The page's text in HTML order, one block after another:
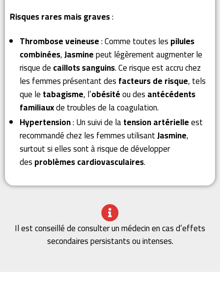
Risques rares mais graves:
Thrombose veineuse: Comme toutes lespilules
combinées,Jasminepeut légèrement augmenter le
risque decaillots sanguins. Ce risque est accru chez
les femmes présentant desfacteurs de risque, tels
que letabagisme, l’obésitéou desantécédents
familiauxde troubles de la coagulation.
Hypertension: Un suivi de latension artérielleest
recommandé chez les femmes utilisantJasmine,
surtout si elles sont à risque de développer
desproblèmes cardiovasculaires.
Il est conseillé de consulter un médecin en cas d’effets
secondaires persistants ou intenses.